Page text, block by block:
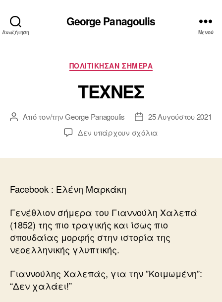
Αναζήτηση
George Panagoulis
Μενού
Κατηγορίες
ΠΟΛΙΤΙΚΗΣΑΝ ΣΗΜΕΡΑ
ΤΕΧΝΕΣ
Συντάκτης
Από τον/τηνGeorge Panagoulis
Ημ.
δημοσίευσης
25 Αυγούστου 2021
Δεν υπάρχουν σχόλια
Facebook : Eλένη Μαρκάκη
Γενέθλιον σήμερα του Γιαννούλη Χαλεπά
(1852) της πιο τραγικής και ίσως πιο
σπουδαίας μορφής στην ιστορία της
νεοελληνικής γλυπτικής.
Γιαννούλης Χαλεπάς, για την ”Κοιμωμένη”:
“Δεν χαλάει!”